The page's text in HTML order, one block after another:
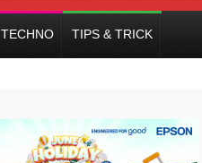
TECHNO TIPS & TRICK